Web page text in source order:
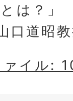
は？」
口道昭
イル: